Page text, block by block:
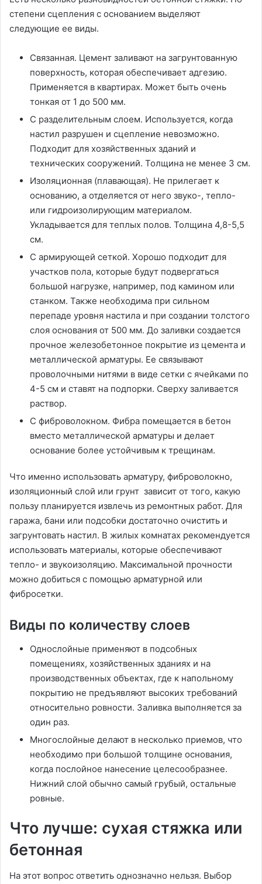
степени сцепления с основанием выделяют
следующие ее виды.
Связанная. Цемент заливают на загрунтованную
поверхность, которая обеспечивает адгезию.
Применяется в квартирах. Может быть очень
тонкая от 1 до 500 мм.
С разделительным слоем. Используется, когда
настил разрушен и сцепление невозможно.
Подходит для хозяйственных зданий и
технических сооружений. Толщина не менее 3 см.
Изоляционная (плавающая). Не прилегает к
основанию, а отделяется от него звуко-, тепло-
или гидроизолирующим материалом.
Укладывается для теплых полов. Толщина 4,8-5,5
см.
С армирующей сеткой. Хорошо подходит для
участков пола, которые будут подвергаться
большой нагрузке, например, под камином или
станком. Также необходима при сильном
перепаде уровня настила и при создании толстого
слоя основания от 500 мм. До заливки создается
прочное железобетонное покрытие из цемента и
металлической арматуры. Ее связывают
проволочными нитями в виде сетки с ячейками по
4-5 см и ставят на подпорки. Сверху заливается
раствор.
С фиброволокном. Фибра помещается в бетон
вместо металлической арматуры и делает
основание более устойчивым к трещинам.
Что именно использовать арматуру, фиброволокно,
изоляционный слой или грунт зависит от того, какую
пользу планируется извлечь из ремонтных работ. Для
гаража, бани или подсобки достаточно очистить и
загрунтовать настил. В жилых комнатах рекомендуется
использовать материалы, которые обеспечивают
тепло- и звукоизоляцию. Максимальной прочности
можно добиться с помощью арматурной или
фибросетки.
Виды по количеству слоев
Однослойные применяют в подсобных
помещениях, хозяйственных зданиях и на
производственных объектах, где к напольному
покрытию не предъявляют высоких требований
относительно ровности. Заливка выполняется за
один раз.
Многослойные делают в несколько приемов, что
необходимо при большой толщине основания,
когда послойное нанесение целесообразнее.
Нижний слой обычно самый грубый, остальные
ровные.
Что лучше: сухая стяжка или
бетонная
На этот вопрос ответить однозначно нельзя. Выбор